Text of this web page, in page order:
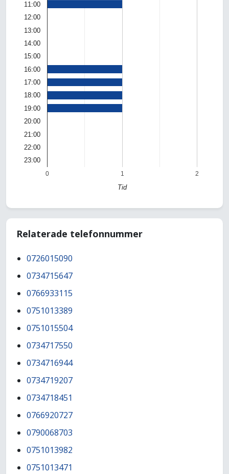
0 1 2
11:00
12:00
13:00
14:00
15:00
16:00
17:00
18:00
19:00
20:00
21:00
22:00
23:00
Tid
Relaterade telefonnummer
0726015090
0734715647
0766933115
0751013389
0751015504
0734717550
0734716944
0734719207
0734718451
0766920727
0790068703
0751013982
0751013471